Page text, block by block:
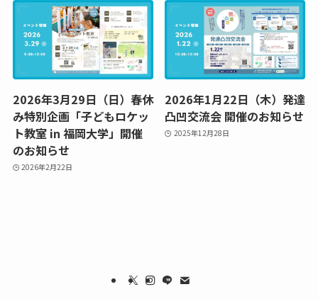
2026年3月29日（日）春休
み特別企画「子どもロケッ
ト教室 in 福岡大学」開催
のお知らせ
2026年2月22日
2026年1月22日（木）発達
凸凹交流会 開催のお知らせ
2025年12月28日